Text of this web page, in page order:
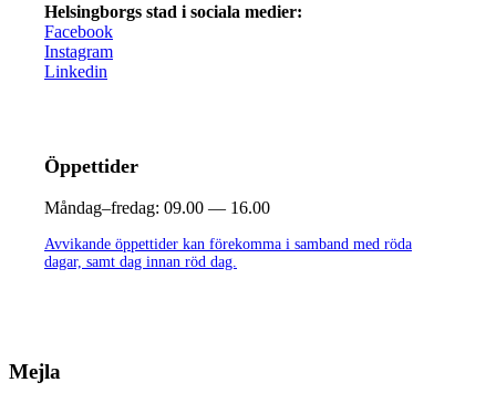
Helsingborgs stad i sociala medier:
Facebook
Instagram
Linkedin
Öppettider
Måndag–fredag: 09.00 — 16.00
Avvikande öppettider kan förekomma i samband med röda
dagar, samt dag innan röd dag.
Mejla